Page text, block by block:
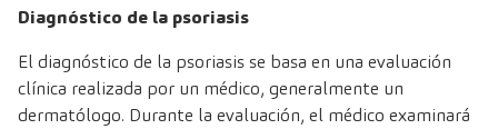
Diagnóstico de la psoriasis
El diagnóstico de la psoriasis se basa en una evaluación
clínica realizada por un médico, generalmente un
dermatólogo. Durante la evaluación, el médico examinará